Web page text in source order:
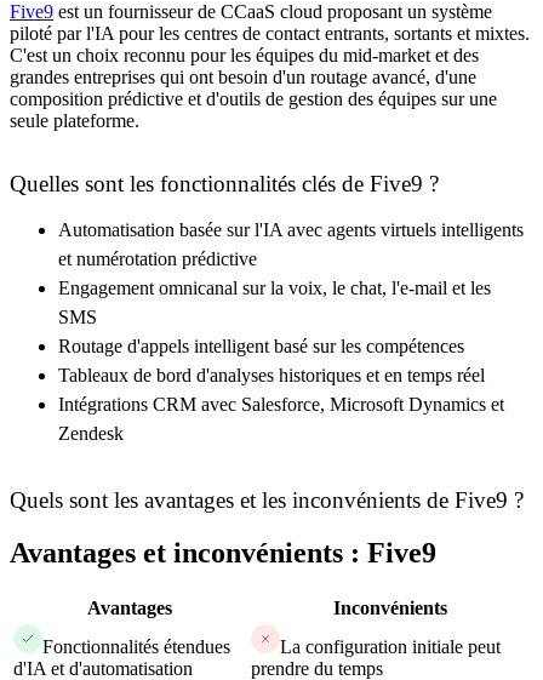
Five9 est un fournisseur de CCaaS cloud proposant un système
piloté par l'IA pour les centres de contact entrants, sortants et mixtes.
C'est un choix reconnu pour les équipes du mid-market et des
grandes entreprises qui ont besoin d'un routage avancé, d'une
composition prédictive et d'outils de gestion des équipes sur une
seule plateforme.
Quelles sont les fonctionnalités clés de Five9 ?
Automatisation basée sur l'IA avec agents virtuels intelligents
et numérotation prédictive
Engagement omnicanal sur la voix, le chat, l'e-mail et les
SMS
Routage d'appels intelligent basé sur les compétences
Tableaux de bord d'analyses historiques et en temps réel
Intégrations CRM avec Salesforce, Microsoft Dynamics et
Zendesk
Quels sont les avantages et les inconvénients de Five9 ?
Avantages et inconvénients : Five9
Avantages
Inconvénients
Fonctionnalités étendues
d'IA et d'automatisation
La configuration initiale peut
prendre du temps